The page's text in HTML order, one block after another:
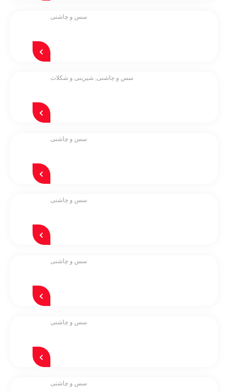
سس و چاشنی
سس و چاشنی, شیرینی و شکلات
سس و چاشنی
سس و چاشنی
سس و چاشنی
سس و چاشنی
سس و چاشنی